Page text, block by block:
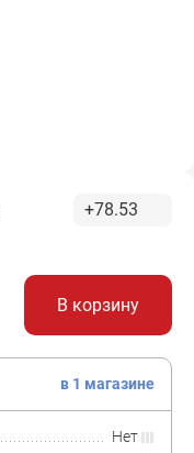
+78.53
В корзину
в 1 магазине
Нет